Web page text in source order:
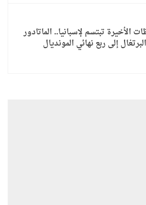
الأخيرة تبتسم لإسبانيا.. الماتادور
إلى ربع نهائي المونديال